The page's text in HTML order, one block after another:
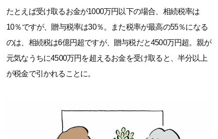
たとえば受け取るお金が1000万円以下の場合、相続税率は
10％ですが、贈与税率は30％。また税率が最高の55％になる
のは、相続税は6億円超ですが、贈与税だと4500万円超。親が
元気なうちに4500万円を超えるお金を受け取ると、半分以上
が税金で引かれることに。